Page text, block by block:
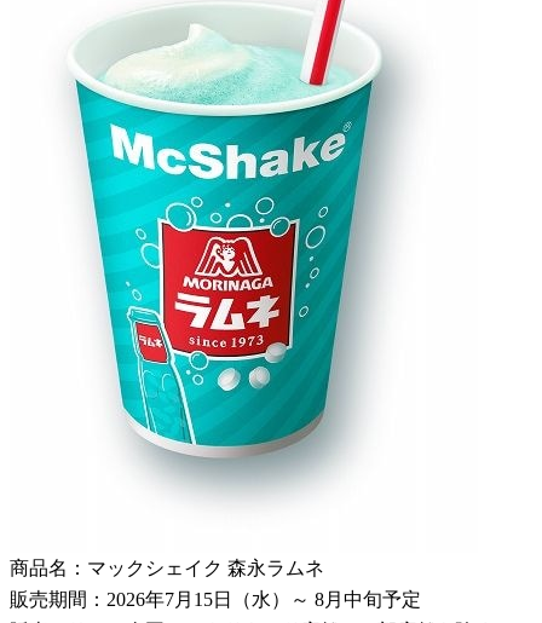
商品名：マックシェイク 森永ラムネ
販売期間：2026年7月15日（水）～ 8月中旬予定